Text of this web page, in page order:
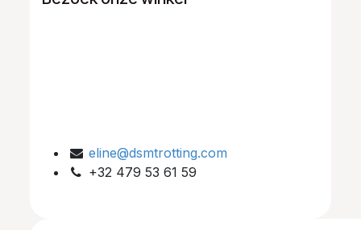
eline@dsmtrotting.com
+32 479 53 61 59